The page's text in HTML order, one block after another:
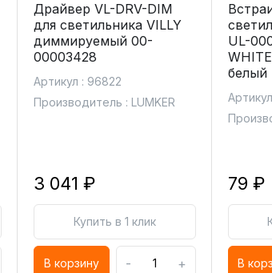
Драйвер VL-DRV-DIM
для светильника VILLY
диммируемый 00-
00003428
Артикул : 96822
Производитель : LUMKER
3 041 ₽
Купить в 1 клик
В корзину - +
UL-
белый
79 ₽
В